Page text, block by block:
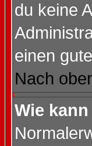
du keine
einen
Nach
Wie